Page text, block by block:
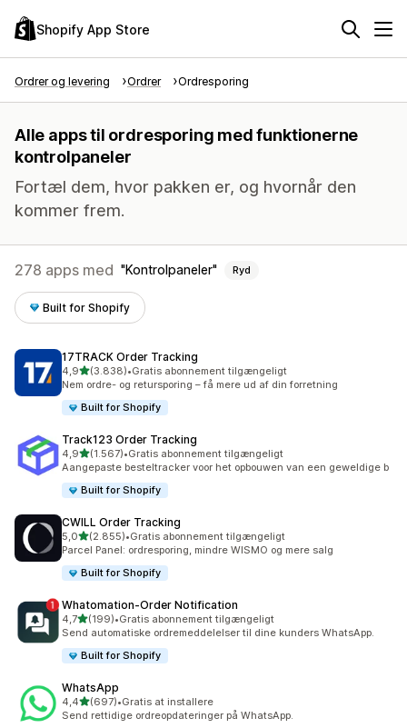
Shopify App Store
Ordrer og levering Ordrer Ordresporing
Alle apps til ordresporing med funktionerne
kontrolpaneler
Fortæl dem, hvor pakken er, og hvornår den
kommer frem.
278 apps med Kontrolpaneler Ryd
Built for Shopify
17TRACK Order Tracking
4,9ud af 5 stjerner
(3.838)
3838 anmeldelser i alt
•Gratis abonnement tilgængeligt
Nem ordre- og retursporing – få mere ud af din forretning
Built for Shopify
Track123 Order Tracking
4,9ud af 5 stjerner
(1.567)
1567 anmeldelser i alt
•Gratis abonnement tilgængeligt
Aangepaste besteltracker voor het opbouwen van een geweldige b
Built for Shopify
CWILL Order Tracking
5,0ud af 5 stjerner
(2.855)
2855 anmeldelser i alt
•Gratis abonnement tilgængeligt
Parcel Panel: ordresporing, mindre WISMO og mere salg
Built for Shopify
Whatomation‑Order Notification
4,7ud af 5 stjerner
(199)
199 anmeldelser i alt
•Gratis abonnement tilgængeligt
Send automatiske ordremeddelelser til dine kunders WhatsApp.
Built for Shopify
WhatsApp
4,4ud af 5 stjerner
(697)
697 anmeldelser i alt
•Gratis at installere
Send rettidige ordreopdateringer på WhatsApp.